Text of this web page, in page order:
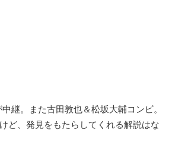
継。また古田敦也＆松坂大輔コンビ。
ど、発見をもたらしてくれる解説はな